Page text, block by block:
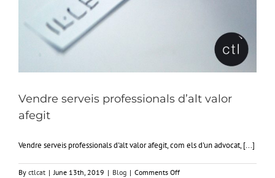
Vendre serveis professionals d’alt valor
afegit
Vendre serveis professionals d'alt valor afegit, com els d'un advocat, [...]
By ctlcat | June 13th, 2019 | Blog | Comments Offon